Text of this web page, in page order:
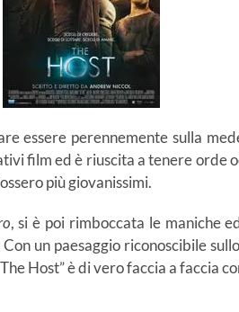
essere perennemente sulla
film ed è riuscita a tenere orde
più giovanissimi.
, si è poi rimboccata le maniche
un paesaggio riconoscibile
Host” è di vero faccia a faccia